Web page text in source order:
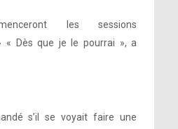
les sessions
« Dès que je le pourrai », a
s’il se voyait faire une